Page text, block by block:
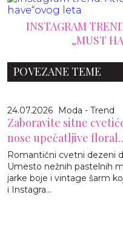
INSTAGRAM
„MUST
POVEZANE TEME
24.07.2026 Moda - Trend
Zaboravite sitne
nose upečatljive
Romantični cvetni dezeni
Umesto nežnih pastelnih
jarke boje i vintage šarm
i Instagra...